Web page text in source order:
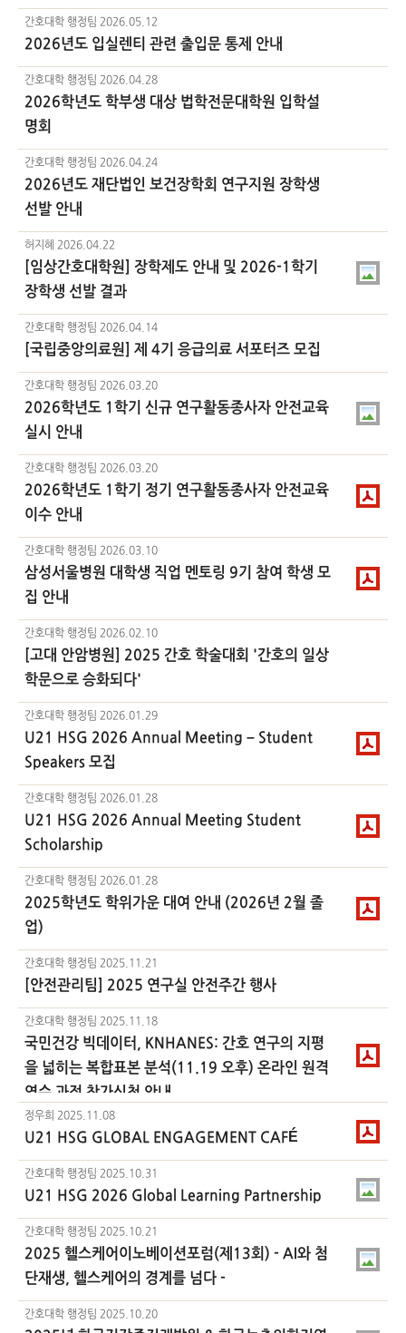
간호대학 행정팀 2026.05.12
2026년도 입실렌티 관련 출입문 통제 안내
간호대학 행정팀 2026.04.28
2026학년도 학부생 대상 법학전문대학원 입학설
명회
간호대학 행정팀 2026.04.24
2026년도 재단법인 보건장학회 연구지원 장학생
선발 안내
허지혜 2026.04.22
[임상간호대학원] 장학제도 안내 및 2026-1학기
장학생 선발 결과
간호대학 행정팀 2026.04.14
[국립중앙의료원] 제 4기 응급의료 서포터즈 모집
간호대학 행정팀 2026.03.20
2026학년도 1학기 신규 연구활동종사자 안전교육
실시 안내
간호대학 행정팀 2026.03.20
2026학년도 1학기 정기 연구활동종사자 안전교육
이수 안내
간호대학 행정팀 2026.03.10
삼성서울병원 대학생 직업 멘토링 9기 참여 학생 모
집 안내
간호대학 행정팀 2026.02.10
[고대 안암병원] 2025 간호 학술대회 '간호의 일상
학문으로 승화되다'
간호대학 행정팀 2026.01.29
U21 HSG 2026 Annual Meeting – Student
Speakers 모집
간호대학 행정팀 2026.01.28
U21 HSG 2026 Annual Meeting Student
Scholarship
간호대학 행정팀 2026.01.28
2025학년도 학위가운 대여 안내 (2026년 2월 졸
업)
간호대학 행정팀 2025.11.21
[안전관리팀] 2025 연구실 안전주간 행사
간호대학 행정팀 2025.11.18
국민건강 빅데이터, KNHANES: 간호 연구의 지평
을 넓히는 복합표본 분석(11.19 오후) 온라인 원격
연수 과정 참가신청 안내
정우희 2025.11.08
U21 HSG GLOBAL ENGAGEMENT CAFÉ
간호대학 행정팀 2025.10.31
U21 HSG 2026 Global Learning Partnership
간호대학 행정팀 2025.10.21
2025 헬스케어이노베이션포럼(제13회) - AI와 첨
단재생, 헬스케어의 경계를 넘다 -
간호대학 행정팀 2025.10.20